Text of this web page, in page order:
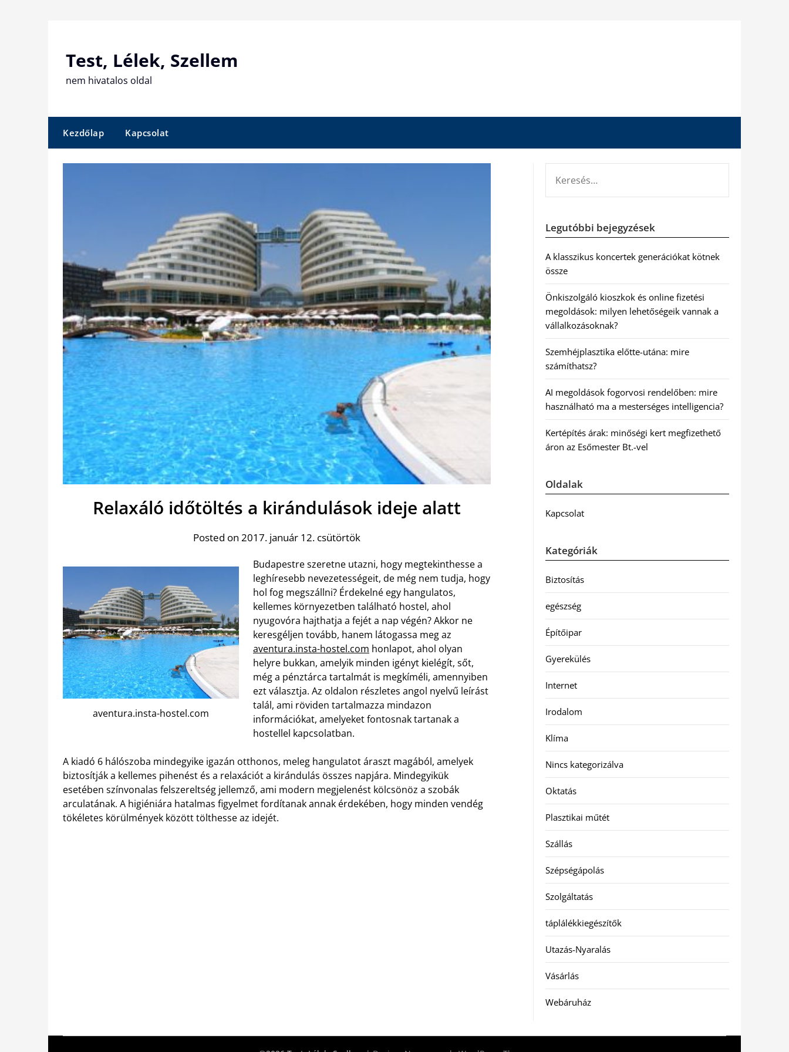
Test, Lélek, Szellem
nem hivatalos oldal
Kezdőlap Kapcsolat
Relaxáló időtöltés a kirándulások ideje alatt
Posted on 2017. január 12. csütörtök
aventura.insta-hostel.com
Budapestre szeretne utazni, hogy megtekinthesse a
leghíresebb nevezetességeit, de még nem tudja, hogy
hol fog megszállni? Érdekelné egy hangulatos,
kellemes környezetben található hostel, ahol
nyugovóra hajthatja a fejét a nap végén? Akkor ne
keresgéljen tovább, hanem látogassa meg az
aventura.insta-hostel.com honlapot, ahol olyan
helyre bukkan, amelyik minden igényt kielégít, sőt,
még a pénztárca tartalmát is megkíméli, amennyiben
ezt választja. Az oldalon részletes angol nyelvű leírást
talál, ami röviden tartalmazza mindazon
információkat, amelyeket fontosnak tartanak a
hostellel kapcsolatban.
A kiadó 6 hálószoba mindegyike igazán otthonos, meleg hangulatot áraszt magából, amelyek
biztosítják a kellemes pihenést és a relaxációt a kirándulás összes napjára. Mindegyikük
esetében színvonalas felszereltség jellemző, ami modern megjelenést kölcsönöz a szobák
arculatának. A higiéniára hatalmas figyelmet fordítanak annak érdekében, hogy minden vendég
tökéletes körülmények között tölthesse az idejét.
Legutóbbi bejegyzések
A klasszikus koncertek generációkat kötnek
össze
Önkiszolgáló kioszkok és online fizetési
megoldások: milyen lehetőségeik vannak a
vállalkozásoknak?
Szemhéjplasztika előtte-utána: mire
számíthatsz?
AI megoldások fogorvosi rendelőben: mire
használható ma a mesterséges intelligencia?
Kertépítés árak: minőségi kert megfizethető
áron az Esőmester Bt.-vel
Oldalak
Kapcsolat
Kategóriák
Biztosítás
egészség
Építőipar
Gyerekülés
Internet
Irodalom
Klíma
Nincs kategorizálva
Oktatás
Plasztikai műtét
Szállás
Szépségápolás
Szolgáltatás
táplálékkiegészítők
Utazás-Nyaralás
Vásárlás
Webáruház